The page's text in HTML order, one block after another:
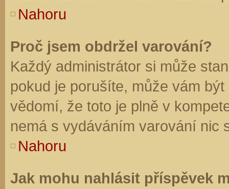
Nahoru
Proč jsem obdržel varování?
Každý administrátor si může
pokud je porušíte, může vám
vědomí, že toto je plně v
nemá s vydáváním varování nic
Nahoru
Jak mohu nahlásit příspěvek